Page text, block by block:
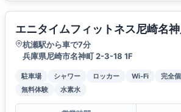
エニタイムフィットネス尼崎名
杭瀬駅から車で7分
兵庫県尼崎市名神町 2-3-18 1F
駐車場 シャワー ロッカー Wi-Fi 完全
無料体験
水素水